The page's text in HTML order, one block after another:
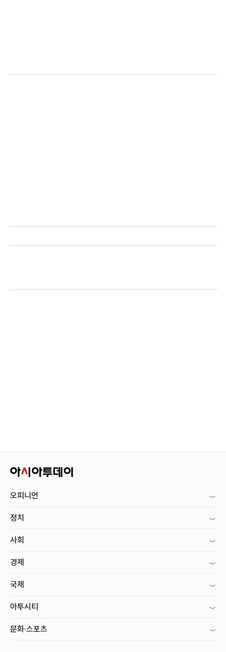
오피니언
정치
사회
경제
국제
아투시티
문화·스포츠